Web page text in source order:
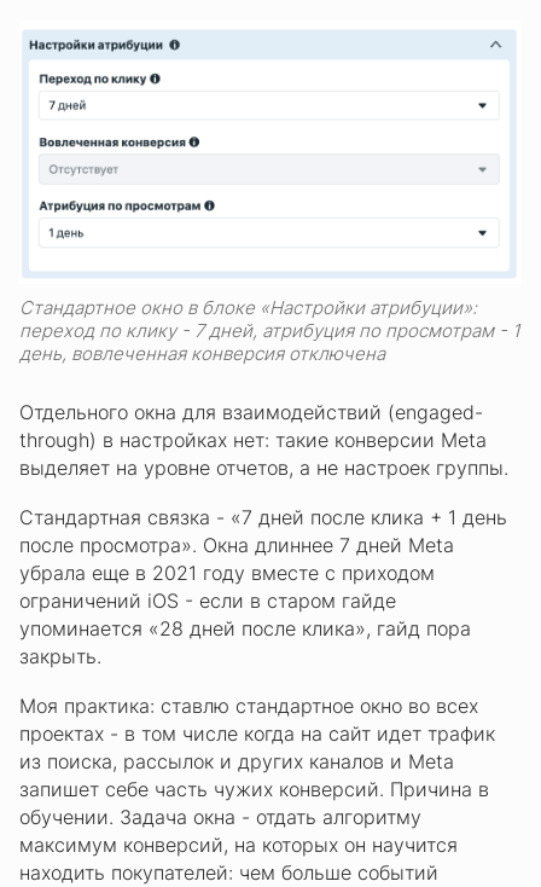
Стандартное окно в блоке «Настройки атрибуции»:
переход по клику - 7 дней, атрибуция по просмотрам - 1
день, вовлеченная конверсия отключена
Отдельного окна для взаимодействий (engaged-
through) в настройках нет: такие конверсии Meta
выделяет на уровне отчетов, а не настроек группы.
Стандартная связка - «7 дней после клика + 1 день
после просмотра». Окна длиннее 7 дней Meta
убрала еще в 2021 году вместе с приходом
ограничений iOS - если в старом гайде
упоминается «28 дней после клика», гайд пора
закрыть.
Моя практика: ставлю стандартное окно во всех
проектах - в том числе когда на сайт идет трафик
из поиска, рассылок и других каналов и Meta
запишет себе часть чужих конверсий. Причина в
обучении. Задача окна - отдать алгоритму
максимум конверсий, на которых он научится
находить покупателей: чем больше событий